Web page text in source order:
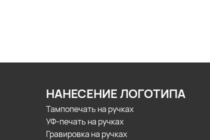
НАНЕСЕНИЕ ЛОГОТИПА
Тампопечать на ручках
УФ-печать на ручках
Гравировка на ручках